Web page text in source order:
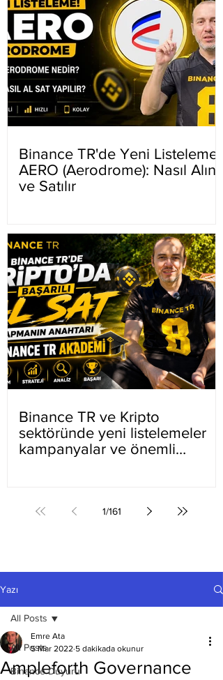
Binance TR'de Yeni Listeleme
AERO (Aerodrome): Nasıl Alınır
ve Satılır
Binance TR ve Kripto
sektöründe yeni listelemeler
kampanyalar ve önemli
1/161
Yazı
All Posts
Binance Duyuru
All Posts
Ampleforth Governance
Emre Ata
5 Mar 2022 5 dakikada okunur